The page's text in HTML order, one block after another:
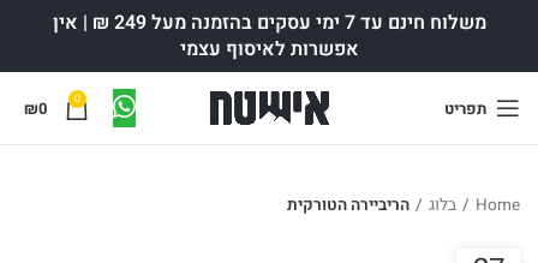
משלוח חינם עד 7 ימי עסקים בהזמנה מעל 249 ₪ | אין
אפשרות לאיסוף עצמי
תפריט 0
₪0
Home
/ בלוג / הריביירה הטורקית